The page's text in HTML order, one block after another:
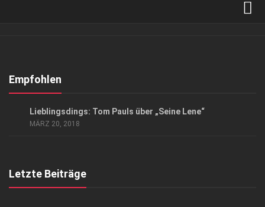
Kontakt, Impressum
Empfohlen
Lieblingsdings: Tom Pauls über „Seine Lene“
MÄRZ 20, 2018
Letzte Beiträge